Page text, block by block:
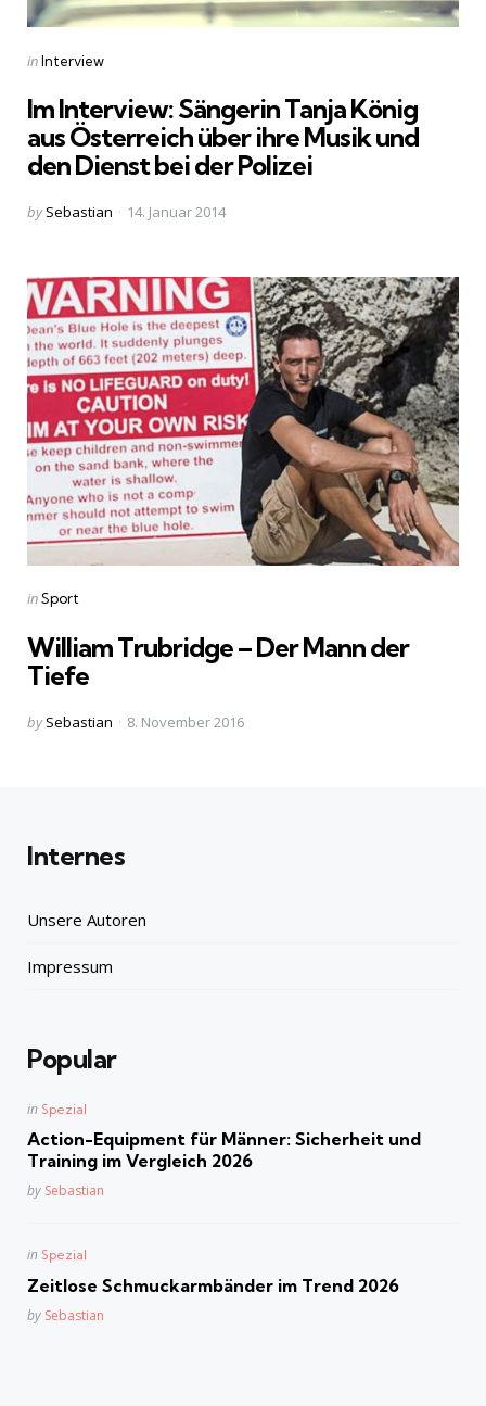
Categories
Posted
inInterview
Im Interview: Sängerin Tanja König
aus Österreich über ihre Musik und
den Dienst bei der Polizei
Posted
by Sebastian 14. Januar 2014
Categories
Posted
inSport
William Trubridge – Der Mann der
Tiefe
Posted
by Sebastian 8. November 2016
Internes
Unsere Autoren
Impressum
Popular
Posted
in Spezial
Action-Equipment für Männer: Sicherheit und
Training im Vergleich 2026
Posted
by Sebastian
Posted
in Spezial
Zeitlose Schmuckarmbänder im Trend 2026
Posted
by Sebastian